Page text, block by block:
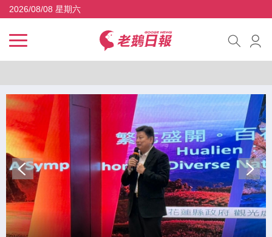
2026/08/08 星期六
政治 焦點